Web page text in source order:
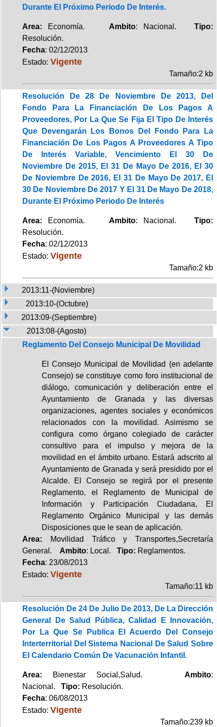
Durante El Próximo Periodo De Interés.
Area: Economía. Ambito: Nacional.Tipo:
Resolución.
Fecha: 02/12/2013
Estado: Vigente
Tamaño:2 kb
Resolución De 28 De Noviembre De 2013, Del
Fondo Para La Financiación De Los Pagos A
Proveedores, Por La Que Se Fija El Tipo De Interés
Que Devengarán Los Bonos Del Fondo Para La
Financiación De Los Pagos A Proveedores A Tipo
De Interés Variable, Vencimiento El 30 De
Noviembre De 2015, El 31 De Mayo De 2016, El 30
De Noviembre De 2016, El 31 De Mayo De 2017, El
30 De Noviembre De 2017 Y El 31 De Mayo De 2018,
Durante El Próximo Periodo De Interés
Area: Economía. Ambito: Nacional.Tipo:
Resolución.
Fecha: 02/12/2013
Estado: Vigente
Tamaño:2 kb
2013:11-(Noviembre)
2013:10-(Octubre)
2013:09-(Septiembre)
2013:08-(Agosto)
Reglamento Del Consejo Municipal De Movilidad
El Consejo Municipal de Movilidad (en adelante
Consejo) se constituye como foro institucional de
diálogo, comunicación y deliberación entre el
Ayuntamiento de Granada y las diversas
organizaciones, agentes sociales y económicos
relacionados con la movilidad. Asimismo se
configura como órgano colegiado de carácter
consultivo para el impulso y mejora de la
movilidad en el ámbito urbano. Estará adscrito al
Ayuntamiento de Granada y será presidido por el
Alcalde. El Consejo se regirá por el presente
Reglamento, el Reglamento de Municipal de
Información y Participación Ciudadana, El
Reglamento Orgánico Municipal y las demás
Disposiciones que le sean de aplicación.
Area: Movilidad Tráfico y Transportes,Secretaría
General. Ambito: Local. Tipo: Reglamentos.
Fecha: 23/08/2013
Estado: Vigente
Tamaño:11 kb
Resolución De 24 De Julio De 2013, De La Dirección
General De Salud Pública, Calidad E Innovación,
Por La Que Se Publica El Acuerdo Del Consejo
Interterritorial Del Sistema Nacional De Salud Sobre
El Calendario Común De Vacunación Infantil.
Area: Bienestar Social,Salud. Ambito:
Nacional. Tipo: Resolución.
Fecha: 06/08/2013
Estado: Vigente
Tamaño:239 kb